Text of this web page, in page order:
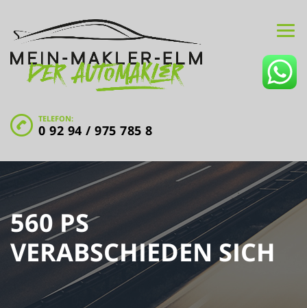
TELEFON:
0 92 94 / 975 785 8
560 PS
VERABSCHIEDEN SICH